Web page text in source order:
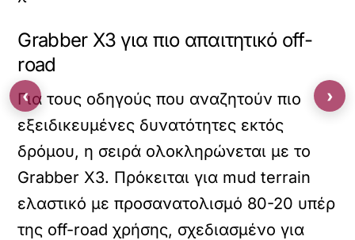
Grabber X3 για πιο απαιτητικό off-
road
Για τους οδηγούς που αναζητούν πιο
εξειδικευμένες δυνατότητες εκτός
δρόμου, η σειρά ολοκληρώνεται με το
Grabber X3. Πρόκειται για mud terrain
ελαστικό με προσανατολισμό 80-20 υπέρ
της off-road χρήσης, σχεδιασμένο για
‹ ›